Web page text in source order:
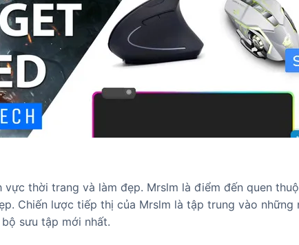
thời trang và làm đẹp. Mrslm là điểm đến quen
Chiến lược tiếp thị của Mrslm là tập trung vào những
sưu tập mới nhất.